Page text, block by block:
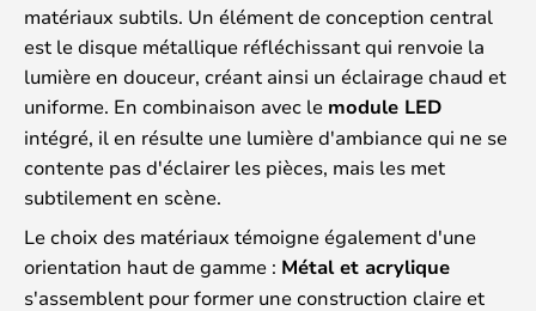
matériaux subtils. Un élément de conception central
est le disque métallique réfléchissant qui renvoie la
lumière en douceur, créant ainsi un éclairage chaud et
uniforme. En combinaison avec le module LED
intégré, il en résulte une lumière d'ambiance qui ne se
contente pas d'éclairer les pièces, mais les met
subtilement en scène.
Le choix des matériaux témoigne également d'une
orientation haut de gamme : Métal et acrylique
s'assemblent pour former une construction claire et